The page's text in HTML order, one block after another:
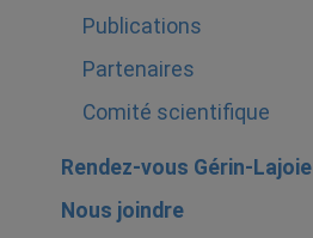
Publications
Partenaires
Comité scientifique
Rendez-vous Gérin-Lajoie
Nous joindre